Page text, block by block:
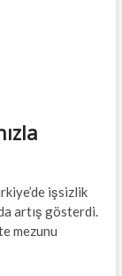
işsizlik
artış gösterdi.
mezunu